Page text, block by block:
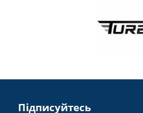
Підписуйтесь